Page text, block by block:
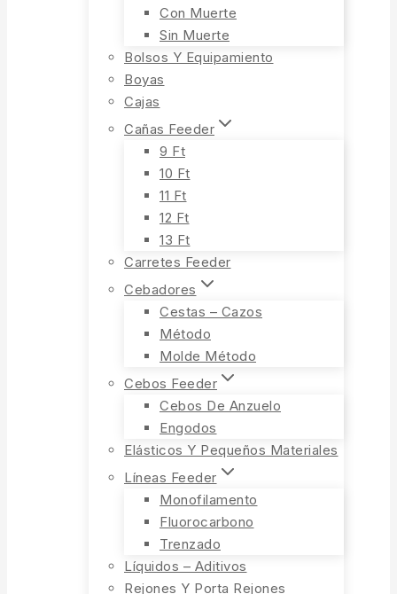
Con Muerte
Sin Muerte
Bolsos Y Equipamiento
Boyas
Cajas
Cañas Feeder
9 Ft
10 Ft
11 Ft
12 Ft
13 Ft
Carretes Feeder
Cebadores
Cestas – Cazos
Método
Molde Método
Cebos Feeder
Cebos De Anzuelo
Engodos
Elásticos Y Pequeños Materiales
Líneas Feeder
Monofilamento
Fluorocarbono
Trenzado
Líquidos – Aditivos
Rejones Y Porta Rejones